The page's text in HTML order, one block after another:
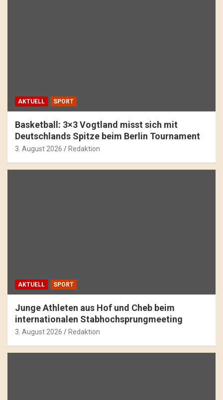
AKTUELL SPORT
Basketball: 3×3 Vogtland misst sich mit
Deutschlands Spitze beim Berlin Tournament
3. August 2026 Redaktion
AKTUELL SPORT
Junge Athleten aus Hof und Cheb beim
internationalen Stabhochsprungmeeting
3. August 2026 Redaktion